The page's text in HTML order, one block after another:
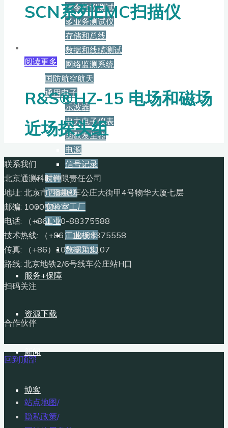
信令协议测试
多业务测试仪
存储和总线
数据和线缆测试
网络监测系统
国防航空航天
通用电子
示波器
电力电子仪表
函数发生器
电源
信号记录
时钟
广播电视
实验室工厂
工业
工业板卡
数据采集
服务+保障
资源下载
新闻
博客
SCN系列EMC扫描仪
阅读更多
R&S®HZ-15 电场和磁场
近场探头组
联系我们
北京通测科技有限责任公司
地址: 北京市西城区车公庄大街甲4号物华大厦七层
邮编: 100044
电话: （+86）10-88375588
技术热线: （+86）10-88375558
传真: （+86）10-68002107
路线: 北京地铁2/6号线车公庄站H口
扫码关注
合作伙伴
回到顶部
站点地图/
隐私政策/